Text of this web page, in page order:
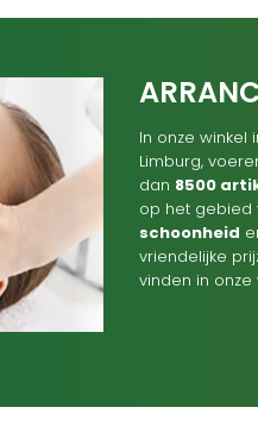
In onze winkel
Limburg,
dan 8500
op het gebied
schoonheid
vriendelijke
vinden in onze